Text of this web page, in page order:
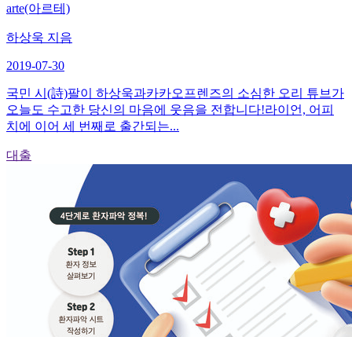
arte(아르테)
하상욱 지음
2019-07-30
국민 시(詩)팔이 하상욱과카카오프렌즈의 소심한 오리 튜브가
오늘도 수고한 당신의 마음에 웃음을 전합니다!라이언, 어피
치에 이어 세 번째로 출간되는...
대출